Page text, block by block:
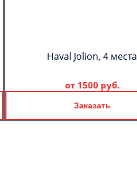
Haval Jolion, 4 места
от 1500 руб.
Заказать